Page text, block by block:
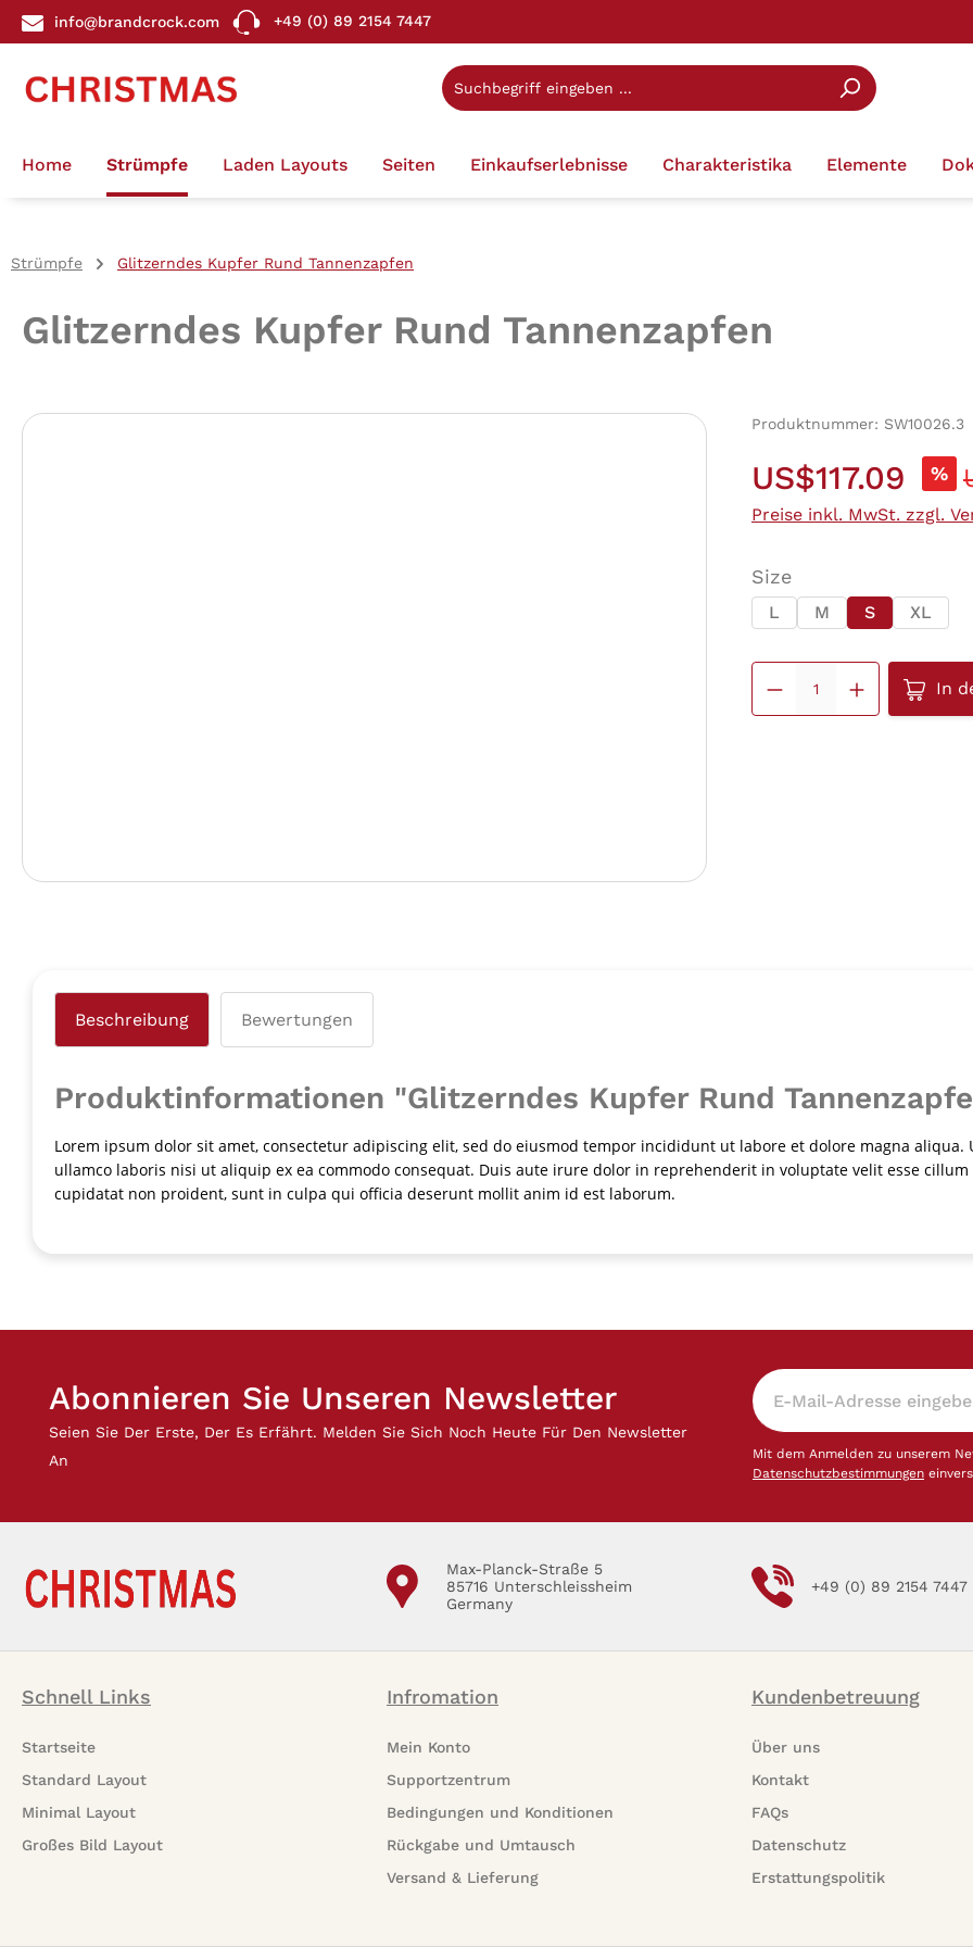
Zur Hauptnavigation springen
info@brandcrock.com +49 (0) 89 2154 7447
Home Strümpfe Laden Layouts Seiten Einkaufserlebnisse Charakteristika Elemente
Strümpfe Glitzerndes Kupfer Rund Tannenzapfen
Glitzerndes Kupfer Rund Tannenzapfen
Bildergalerie überspringen Produktnummer: SW10026.3
US$117.09 %
Preise inkl. MwSt. zzgl.
Sizeauswählen
L M S XL
In
Beschreibung Bewertungen
Produktinformationen "Glitzerndes Kupfer Rund
Lorem ipsum dolor sit amet, consectetur adipiscing elit, sed do eiusmod tempor incididunt ut labore et dolore magna
ullamco laboris nisi ut aliquip ex ea commodo consequat. Duis aute irure dolor in reprehenderit in voluptate velit esse
cupidatat non proident, sunt in culpa qui officia deserunt mollit anim id est laborum.
Abonnieren Sie Unseren Newsletter
Seien Sie Der Erste, Der Es Erfährt. Melden Sie Sich Noch Heute Für Den Newsletter
An
Mit dem Anmelden zu unserem
Datenschutzbestimmungen
Max-Planck-Straße 5
85716 Unterschleissheim
Germany
+49 (0) 89 2154 7447
Schnell Links
Startseite
Standard Layout
Minimal Layout
Großes Bild Layout
Infromation
Mein Konto
Supportzentrum
Bedingungen und Konditionen
Rückgabe und Umtausch
Versand & Lieferung
Kundenbetreuung
Über uns
Kontakt
FAQs
Datenschutz
Erstattungspolitik